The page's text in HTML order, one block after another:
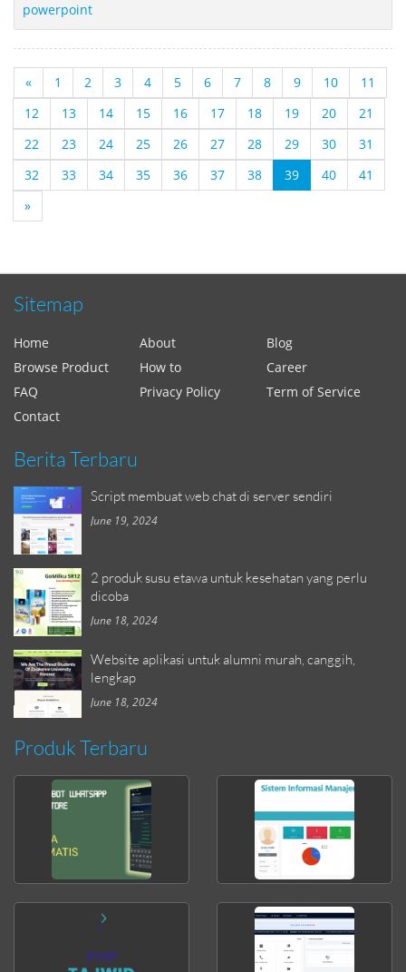
powerpoint
« 1 2 3 4 5 6 7 8 9 10
11
12
13 14 15 16 17 18 19 20
21
22
23 24 25 26 27 28 29 30
31
32
33 34 35 36 37 38 39 40
41
»
Sitemap
Home About
Blog
Browse Product
How to
Career
FAQ
Privacy Policy
Term of Service
Contact
Berita Terbaru
Script membuat web chat di server sendiri
June 19, 2024
2 produk susu etawa untuk kesehatan yang perlu
dicoba
June 18, 2024
Website aplikasi untuk alumni murah, canggih,
lengkap
June 18, 2024
Produk Terbaru